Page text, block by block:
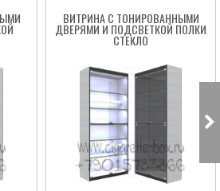
ВИТРИНА С ТОНИРОВАННЫМИ
ДВЕРЯМИ И ПОДСВЕТКОЙ ПОЛКИ
СТЕКЛО